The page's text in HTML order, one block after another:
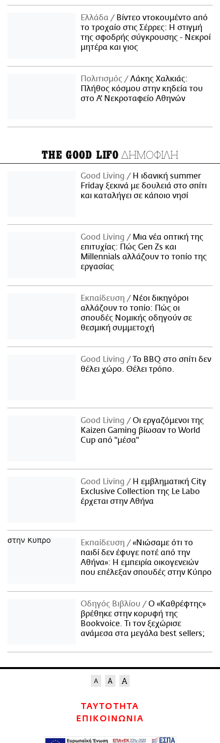
Ελλάδα
Βίντεο ντοκουμέντο από
το τροχαίο στις Σέρρες: Η στιγμή
της σφοδρής σύγκρουσης - Νεκροί
μητέρα και γιος
Πολιτισμός
Λάκης Χαλκιάς:
Πλήθος κόσμου στην κηδεία του
στο Α' Νεκροταφείο Αθηνών
THE GOOD LIFO ΔΗΜΟΦΙΛΗ
Good Living
Η ιδανική summer
Friday ξεκινά με δουλειά στο σπίτι
και καταλήγει σε κάποιο νησί
Good Living
Μια νέα οπτική της
επιτυχίας: Πώς Gen Zs και
Millennials αλλάζουν το τοπίο της
εργασίας
Εκπαίδευση
Νέοι δικηγόροι
αλλάζουν το τοπίο: Πώς οι
σπουδές Νομικής οδηγούν σε
θεσμική συμμετοχή
Good Living
Το BBQ στο σπίτι δεν
θέλει χώρο. Θέλει τρόπο.
Good Living
Οι εργαζόμενοι της
Kaizen Gaming βίωσαν το World
Cup από "μέσα"
Good Living
Η εμβληματική City
Exclusive Collection της Le Labo
έρχεται στην Αθήνα
Εκπαίδευση
«Νιώσαμε ότι το
παιδί δεν έφυγε ποτέ από την
Αθήνα»: Η εμπειρία οικογενειών
που επέλεξαν σπουδές στην Κύπρο
Οδηγός Βιβλίου
Ο «Καθρέφτης»
βρέθηκε στην κορυφή της
Bookvoice. Τι τον ξεχώρισε
ανάμεσα στα μεγάλα best sellers;
ΤΑΥΤΟΤΗΤΑ
ΕΠΙΚΟΙΝΩΝΙΑ